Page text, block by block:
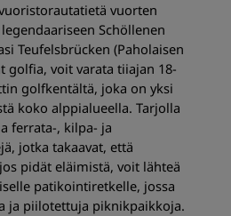
vuorten
Schöllenen
Teufelsbrücken (Paholaisen
golfia, voit varata tiiajan 18-
golfkentältä, joka on yksi
koko alppialueella. Tarjolla
ferrata-, kilpa- ja
jotka takaavat, että
pidät eläimistä, voit lähteä
patikointiretkelle, jossa
ja piilotettuja piknikpaikkoja.